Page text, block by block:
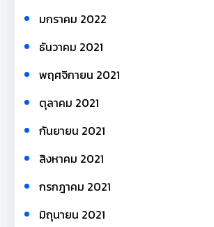
มกราคม 2022
ธันวาคม 2021
พฤศจิกายน 2021
ตุลาคม 2021
กันยายน 2021
สิงหาคม 2021
กรกฎาคม 2021
มิถุนายน 2021